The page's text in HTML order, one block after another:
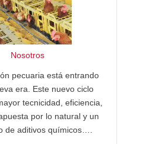
Nosotros
pecuaria está entrando
era. Este nuevo ciclo
tecnicidad, eficiencia,
por lo natural y un
de aditivos químicos….